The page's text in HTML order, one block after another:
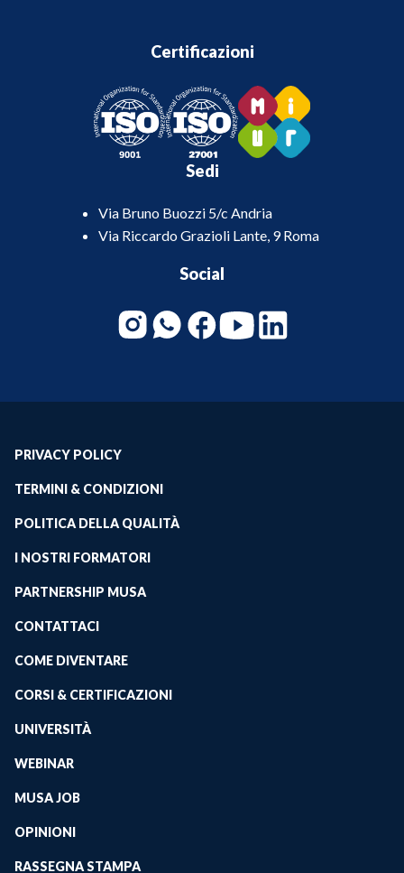
Certificazioni
Sedi
Via Bruno Buozzi 5/c Andria
Via Riccardo Grazioli Lante, 9 Roma
Social
PRIVACY POLICY
TERMINI & CONDIZIONI
POLITICA DELLA QUALITÀ
I NOSTRI FORMATORI
PARTNERSHIP MUSA
CONTATTACI
COME DIVENTARE
CORSI & CERTIFICAZIONI
UNIVERSITÀ
WEBINAR
MUSA JOB
OPINIONI
RASSEGNA STAMPA